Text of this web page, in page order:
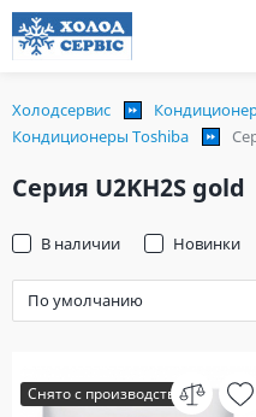
Холодсервис
Кондиционеры Toshiba
Серия U2KH2S gold
В наличии Новинки
Снято с производства